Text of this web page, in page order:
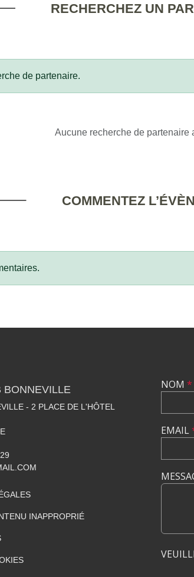
RECHERCHEZ UN
de partenaire.
Aucune recherche de partenaire
COMMENTEZ
BONNEVILLE
- 2 PLACE DE L'HÔTEL
INAPPROPRIÉ
NOM *
EMAIL